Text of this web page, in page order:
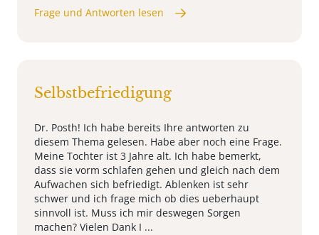
Frage und Antworten lesen
Selbstbefriedigung
Dr. Posth! Ich habe bereits Ihre antworten zu
diesem Thema gelesen. Habe aber noch eine Frage.
Meine Tochter ist 3 Jahre alt. Ich habe bemerkt,
dass sie vorm schlafen gehen und gleich nach dem
Aufwachen sich befriedigt. Ablenken ist sehr
schwer und ich frage mich ob dies ueberhaupt
sinnvoll ist. Muss ich mir deswegen Sorgen
machen? Vielen Dank I ...